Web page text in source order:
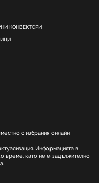
КОНВЕКТОРИ
с избрания онлайн
Информацията в
време, като не е задължително